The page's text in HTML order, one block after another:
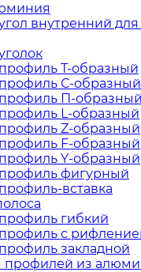
внутренний для
Т-образный
С-образный
П-образный
L-образный
Z-образный
F-образный
Y-образный
фигурный
вставка
гибкий
с
закладной
профилей из